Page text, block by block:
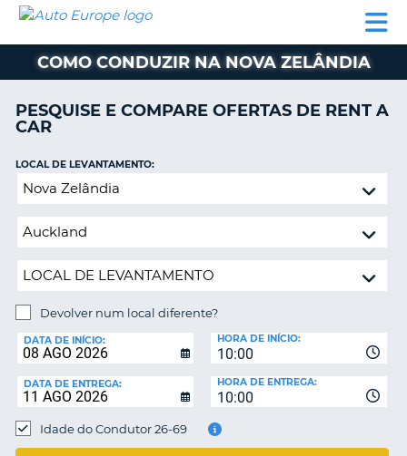
ALUGUER
CARROS
ALUGUER
CARAVANAS
E
AUTO
EUROPE
ALUGUER
CARROS
ALUGUER
DE
AUTO-
PARCEIROS
A
CONTA
A
MINHA
RESERVA
PORTUGAL
COMO CONDUZIR NA NOVA ZELÂNDIA
PESQUISE E COMPARE OFERTAS DE RENT A
CAR
Devolver
local
LOCAL DE LEVANTAMENTO:
Devolver num local diferente?
DE
DEVOLUÇÃO:
DATA DE INÍCIO:
10:00
HORA DE INÍCIO:
DATA DE ENTREGA:
10:00
HORA DE ENTREGA:
Idade do Condutor 26-69